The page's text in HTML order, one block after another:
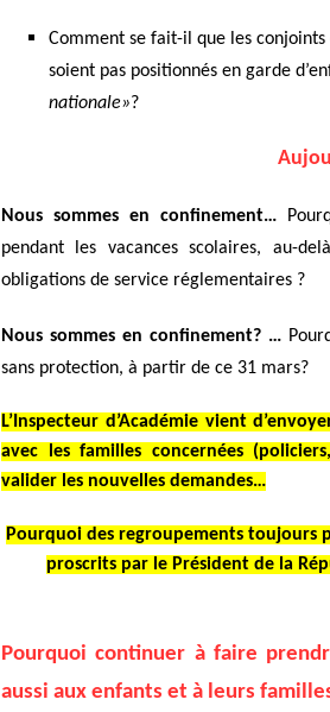
Comment se fait-il que les conjoints
soient pas positionnés en garde
nationale»?
Nous sommes en confinement…
pendant les vacances scolaires, au-
obligations de service réglementaires ?
Nous sommes en confinement? …
sans protection, à partir de ce 31 mars?
L’Inspecteur d’Académie vient
avec les familles concernées
valider les nouvelles demandes…
Pourquoi des regroupements toujours
proscrits par le Président de la
Pourquoi continuer à faire
aussi aux enfants et à leurs